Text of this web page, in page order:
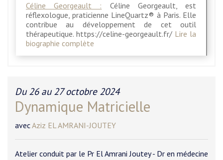
Céline Georgeault : Céline Georgeault, est
réflexologue, praticienne LineQuartz® à Paris. Elle
contribue au développement de cet outil
thérapeutique. https://celine-georgeault.fr/ Lire la
biographie complète
Du 26 au 27 octobre 2024
Dynamique Matricielle
avecAziz EL AMRANI-JOUTEY
Atelier conduit par le Pr El Amrani Joutey - Dr en médecine